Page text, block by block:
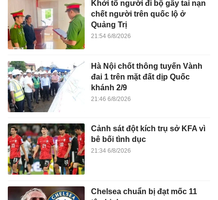
Khởi tố người đi bộ gây tai nạn
chết người trên quốc lộ ở
Quảng Trị
21:54 6/8/2026
Hà Nội chốt thông tuyến Vành
đai 1 trên mặt đất dịp Quốc
khánh 2/9
21:46 6/8/2026
Cảnh sát đột kích trụ sở KFA vì
bê bối tình dục
21:34 6/8/2026
Chelsea chuẩn bị đạt mốc 11